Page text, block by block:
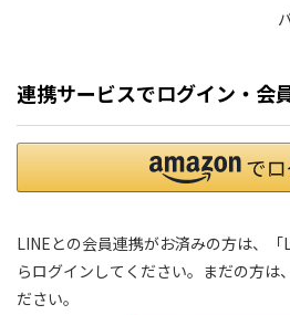
連携サービスでログイン・会
LINEとの会員連携がお済みの方は、
らログインしてください。まだの方は、
ださい。